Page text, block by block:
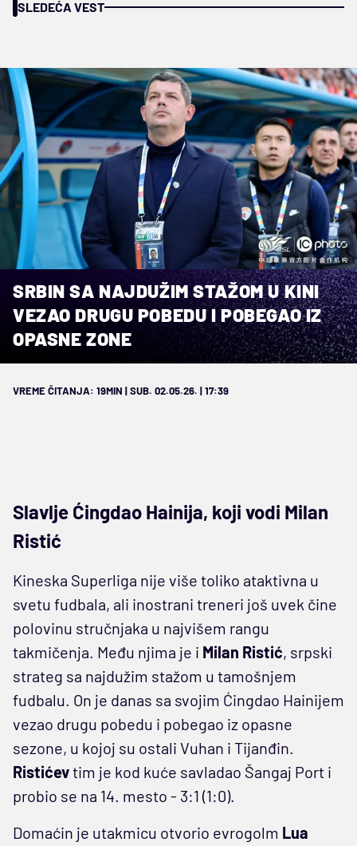
SLEDEĆA VEST
SRBIN SA NAJDUŽIM STAŽOM U KINI
VEZAO DRUGU POBEDU I POBEGAO IZ
OPASNE ZONE
VREME ČITANJA: 19MIN | SUB. 02.05.26. | 17:39
Slavlje Ćingdao Hainija, koji vodi Milan
Ristić
Kineska Superliga nije više toliko ataktivna u
svetu fudbala, ali inostrani treneri još uvek čine
polovinu stručnjaka u najvišem rangu
takmičenja. Među njima je i Milan Ristić, srpski
strateg sa najdužim stažom u tamošnjem
fudbalu. On je danas sa svojim Ćingdao Hainijem
vezao drugu pobedu i pobegao iz opasne
sezone, u kojoj su ostali Vuhan i Tijanđin.
Ristićevtim je kod kuće savladao Šangaj Port i
probio se na 14. mesto - 3:1 (1:0).
Domaćin je utakmicu otvorio evrogolm Lua